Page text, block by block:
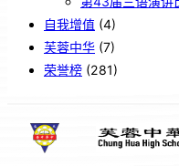
自我增值 (4)
芙蓉中华 (7)
荣誉榜 (281)